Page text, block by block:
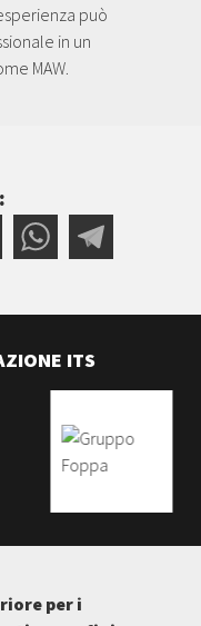
può
in un
MAW.
ITS
per i